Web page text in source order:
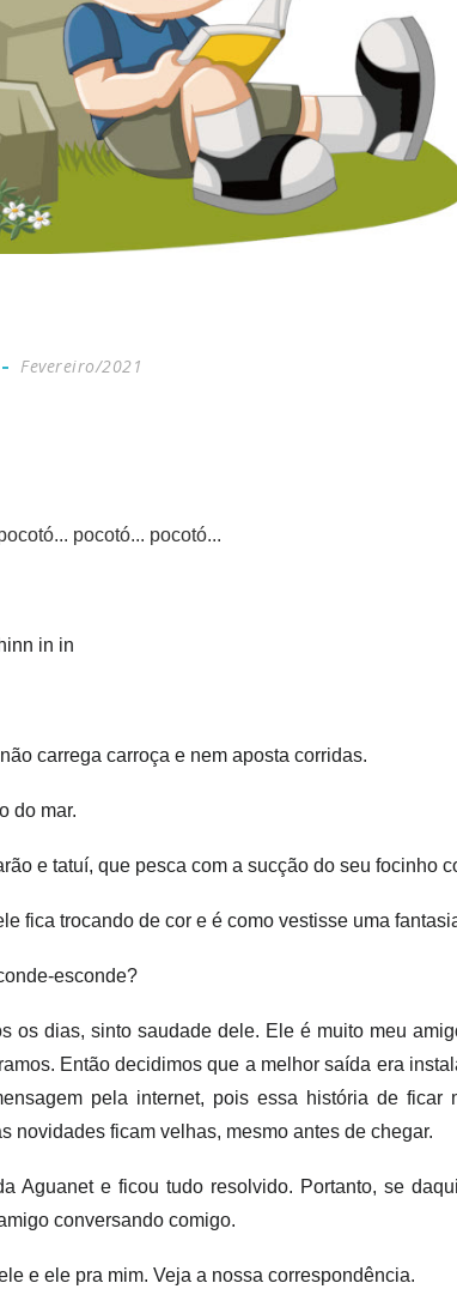
Fevereiro/2021
pocotó... pocotó...
hinn in in
carrega carroça e nem aposta corridas.
do mar.
e tatuí, que pesca com a sucção do seu focinho
fica trocando de cor e é como vestisse uma
esconde?
os dias, sinto saudade dele. Ele é muito meu
Então decidimos que a melhor saída era
pela internet, pois essa história de ficar
novidades ficam velhas, mesmo antes de chegar.
Aguanet e ficou tudo resolvido. Portanto, se
conversando comigo.
e ele pra mim. Veja a nossa correspondência.